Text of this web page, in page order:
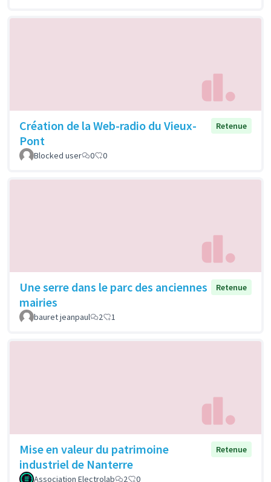
Création de la Web-radio du Vieux-
Pont
Retenue
Blocked user 0 0
Une serre dans le parc des anciennes
mairies
Retenue
bauret jeanpaul 2 1
Mise en valeur du patrimoine
industriel de Nanterre
Retenue
Association Electrolab 2 0